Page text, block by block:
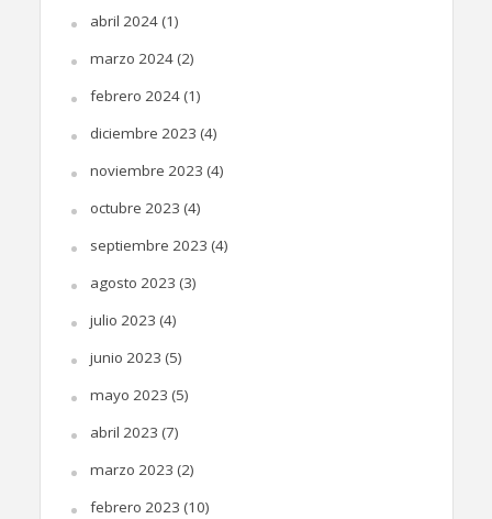
abril 2024(1)
marzo 2024(2)
febrero 2024(1)
diciembre 2023 (4)
noviembre 2023 (4)
octubre 2023 (4)
septiembre 2023 (4)
agosto 2023 (3)
julio 2023 (4)
junio 2023 (5)
mayo 2023 (5)
abril 2023 (7)
marzo 2023 (2)
febrero 2023 (10)